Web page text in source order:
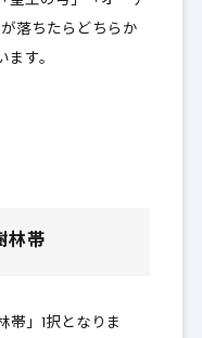
落ちたらどちらか
ます。
林帯
帯」1択となりま